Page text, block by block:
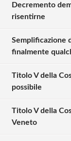
Decremento
risentirne
Semplificazione
finalmente
Titolo V della
possibile
Titolo V della
Veneto